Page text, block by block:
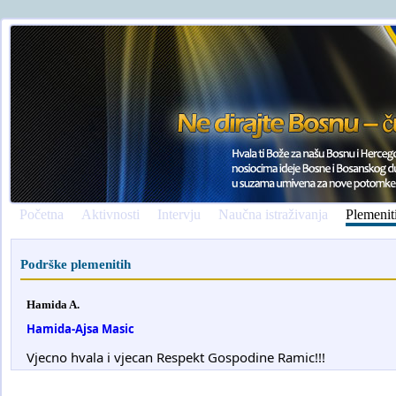
Početna Aktivnosti Intervju Naučna istraživanja
Podrške plemenitih
Hamida A.
Hamida-Ajsa Masic
Vjecno hvala i vjecan Respekt Gospodine Ramic!!!